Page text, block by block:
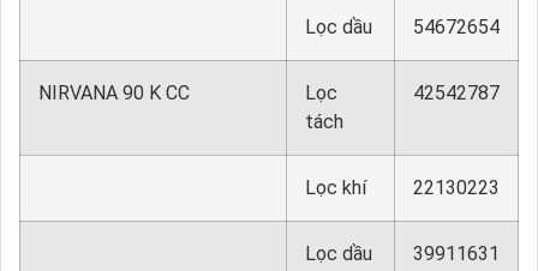
Lọc dầu 54672654
NIRVANA 90 K CC
Lọc
tách
42542787
Lọc khí 22130223
Lọc dầu 39911631